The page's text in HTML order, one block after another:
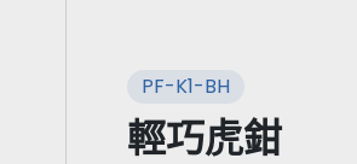
PF-K1-BH
輕巧虎鉗